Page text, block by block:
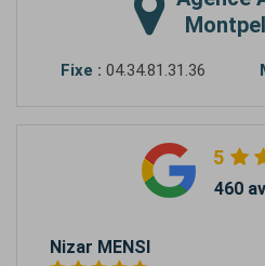
Fixe : 04.34.81.31.36
5
460
Nizar MENSI